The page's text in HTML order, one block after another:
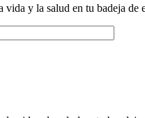
y la salud en tu badeja de